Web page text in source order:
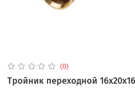
(0)
Тройник переходной 16х20х16